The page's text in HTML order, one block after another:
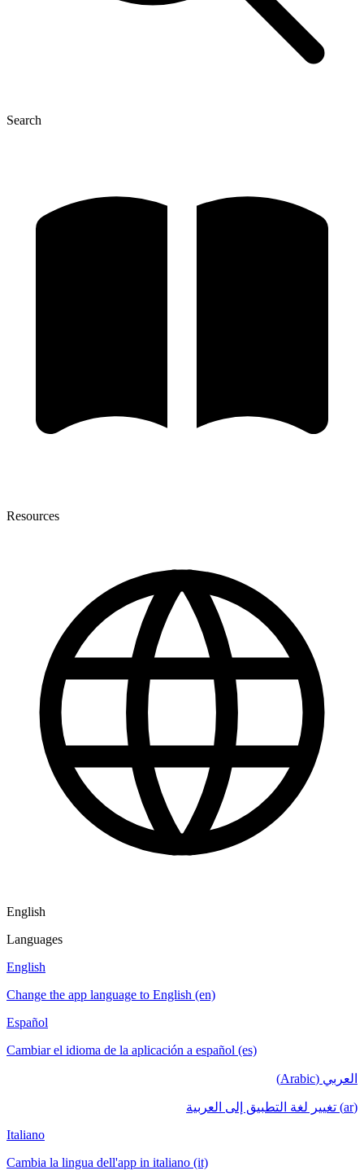
Search
Resources
English
Languages
English
Change the app language to English (en)
Español
Cambiar el idioma de la aplicación a español (es)
العربي (Arabic)
(ar) تغيير لغة التطبيق إلى العربية
Italiano
Cambia la lingua dell'app in italiano (it)